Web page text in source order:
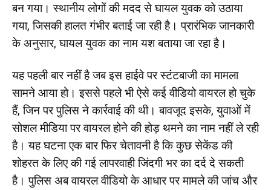
बन गया। स्थानीय लोगों की मदद से घायल युवक को उठाया
गया, जिसकी हालत गंभीर बताई जा रही है। प्रारंभिक जानकारी
के अनुसार, घायल युवक का नाम यश बताया जा रहा है।
यह पहली बार नहीं है जब इस हाईवे पर स्टंटबाजी का मामला
सामने आया हो। इससे पहले भी ऐसे कई वीडियो वायरल हो चुके
हैं, जिन पर पुलिस ने कार्रवाई की थी। बावजूद इसके, युवाओं में
सोशल मीडिया पर वायरल होने की होड़ थमने का नाम नहीं ले रही
है। यह घटना एक बार फिर चेतावनी है कि कुछ सेकेंड की
शोहरत के लिए की गई लापरवाही जिंदगी भर का दर्द दे सकती
है। पुलिस अब वायरल वीडियो के आधार पर मामले की जांच और